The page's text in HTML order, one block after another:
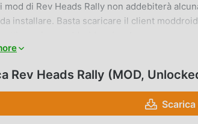
mod di Rev Heads Rally non addebiterà
installare. Basta scaricare il client
di fan in tutto il mondo. A differenza dei
principianti, così puoi facilmente avviare
Rev Heads Rally (MOD,